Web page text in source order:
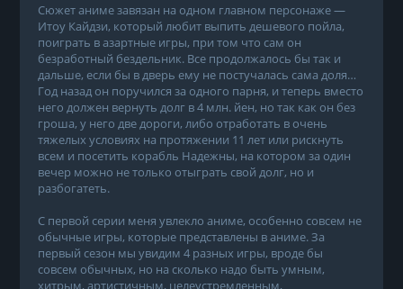
Сюжет аниме завязан на одном главном персонаже —
Итоу Кайдзи, который любит выпить дешевого пойла,
поиграть в азартные игры, при том что сам он
безработный бездельник. Все продолжалось бы так и
дальше, если бы в дверь ему не постучалась сама доля…
Год назад он поручился за одного парня, и теперь вместо
него должен вернуть долг в 4 млн. йен, но так как он без
гроша, у него две дороги, либо отработать в очень
тяжелых условиях на протяжении 11 лет или рискнуть
всем и посетить корабль Надежны, на котором за один
вечер можно не только отыграть свой долг, но и
разбогатеть.
С первой серии меня увлекло аниме, особенно совсем не
обычные игры, которые представлены в аниме. За
первый сезон мы увидим 4 разных игры, вроде бы
совсем обычных, но на сколько надо быть умным,
хитрым, артистичным, целеустремленным,